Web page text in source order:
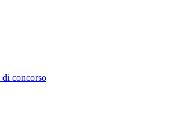
concorso